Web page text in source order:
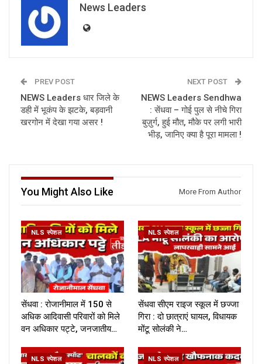
News Leaders
PREV POST
NEWS Leaders धार जिले के
डही में भूकंप के झटके, बड़वानी
खरगोन में देखा गया असर !
NEXT POST
NEWS Leaders Sendhwa
: सेंधवा – गोई पुल से नीचे गिरा
बुज़ुर्ग, हुई मौत, मौके पर लगी भारी
भीड़, जानिए क्या है पूरा मामला !
You Might Also Like More From Author
NLS स्पेशल
सेंधवा : रोजानीमाल में 150 से
अधिक आदिवासी परिवारों को मिले
वन अधिकार पट्टे, जनजातीय…
NLS स्पेशल
सेंधवा सीएम राइज स्कूल में छज्जा
गिरा : दो छात्राएं घायल, विधायक
मोंटू सोलंकी ने…
NLS स्पेशल NLS स्पेशल